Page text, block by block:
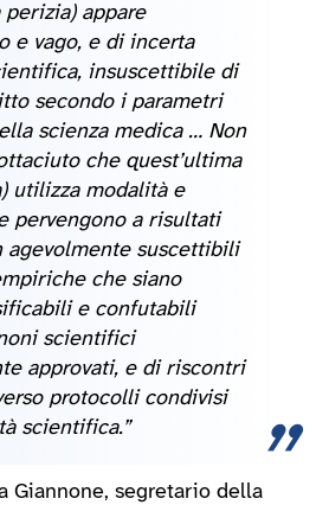
appare
e vago, e di incerta
insuscettibile di
secondo i parametri
scienza medica … Non
che quest’ultima
utilizza modalità e
pervengono a risultati
agevolmente suscettibili
che siano
e confutabili
scientifici
approvati, e di riscontri
protocolli condivisi
scientifica.”
Giannone, segretario della